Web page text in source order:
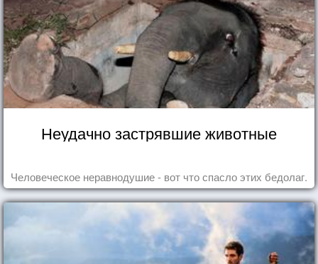
Неудачно застрявшие животные
Человеческое неравнодушие - вот что спасло этих бедолаг.